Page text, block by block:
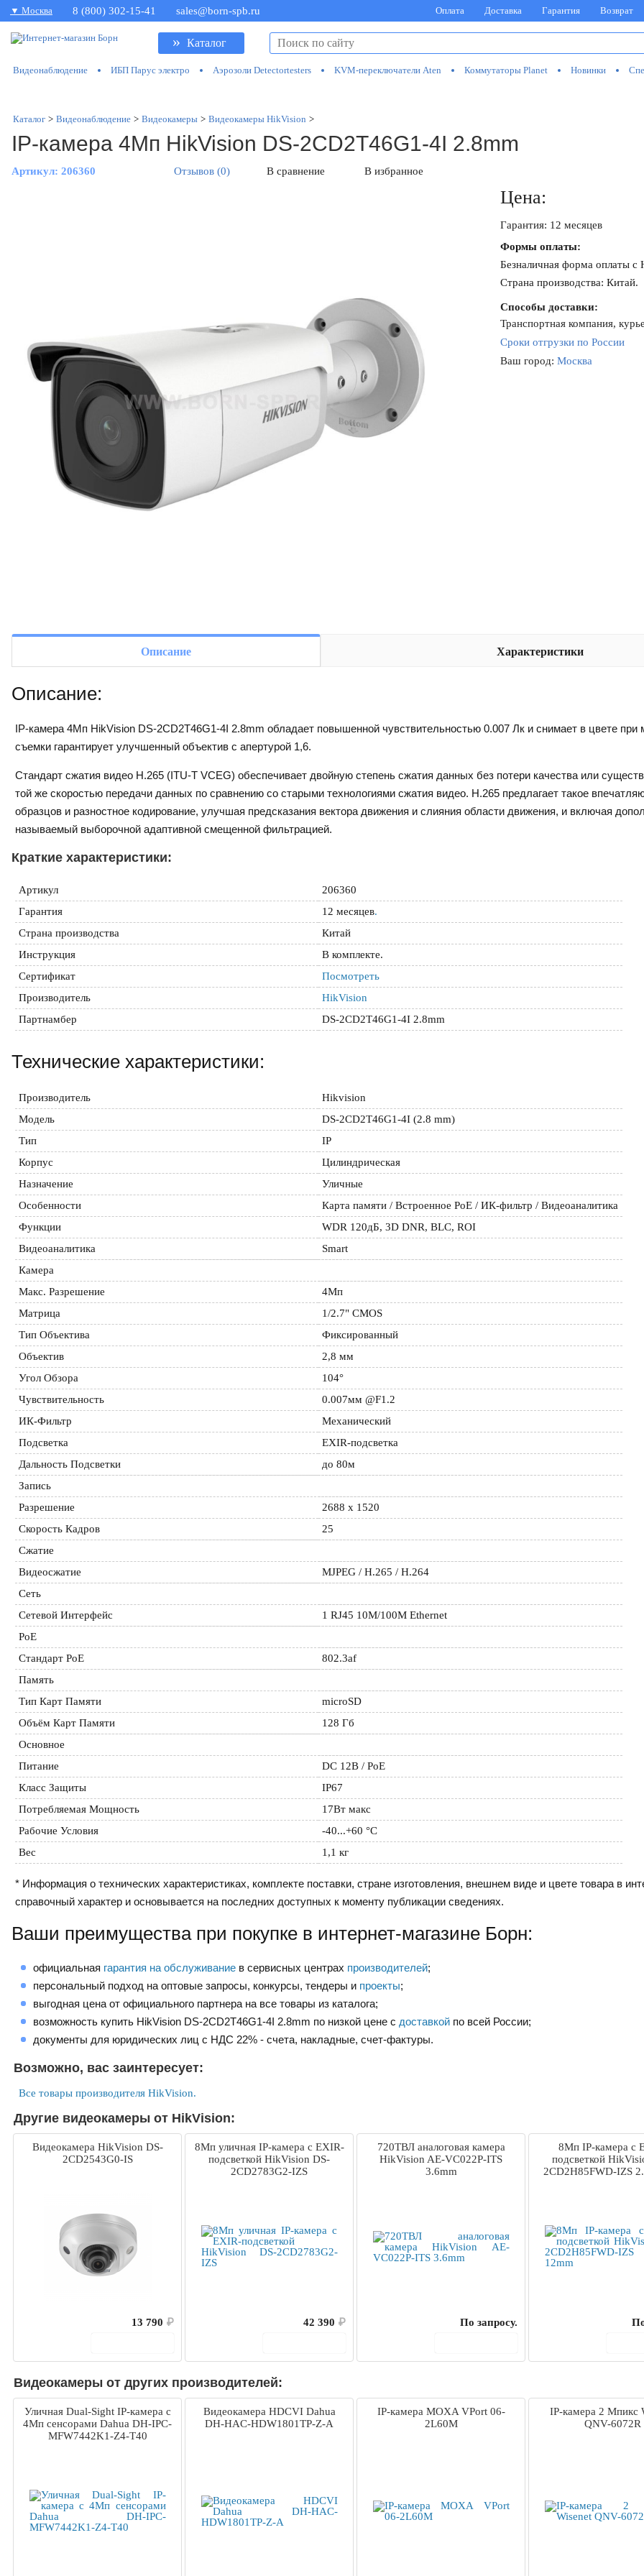
▼ Москва 8 (800) 302-15-41 sales@born-spb.ru Оплата Доставка Гарантия Возврат
» Каталог
Видеонаблюдение ИБП Парус электро Аэрозоли Detectortesters KVM-переключатели Aten Коммутаторы Planet Новинки
Каталог > Видеонаблюдение > Видеокамеры > Видеокамеры HikVision >
IP-камера 4Мп HikVision DS-2CD2T46G1-4I 2.8mm
Артикул: 206360 Отзывов (0) В сравнение В избранное
Цена:
Гарантия: 12 месяцев
Формы оплаты:
Безналичная форма оплаты
Страна производства: Китай.
Способы доставки:
Транспортная компания,
Сроки отгрузки по России
Ваш город: Москва
Описание Характеристики
Описание:
IP-камера 4Мп HikVision DS-2CD2T46G1-4I 2.8mm обладает повышенной чувствительностью 0.007 Лк и снимает в цвете
съемки гарантирует улучшенный объектив с апертурой 1,6.
Стандарт сжатия видео H.265 (ITU-T VCEG) обеспечивает двойную степень сжатия данных без потери качества или
той же скоростью передачи данных по сравнению со старыми технологиями сжатия видео. H.265 предлагает такое
образцов и разностное кодирование, улучшая предсказания вектора движения и слияния области движения, и включая
называемый выборочной адаптивной смещенной фильтрацией.
Краткие характеристики:
Артикул
206360
Гарантия
12 месяцев.
Страна производства
Китай
Инструкция
В комплекте.
Сертификат
Посмотреть
Производитель
HikVision
Партнамбер
DS-2CD2T46G1-4I 2.8mm
Технические характеристики:
Производитель
Hikvision
Модель
DS-2CD2T46G1-4I (2.8 mm)
Тип
IP
Корпус
Цилиндрическая
Назначение
Уличные
Особенности
Карта памяти / Встроенное РоЕ / ИК-фильтр / Видеоаналитика
Функции
WDR 120дБ, 3D DNR, BLC, ROI
Видеоаналитика
Smart
Камера
Макс. Разрешение
4Мп
Матрица
1/2.7" CMOS
Тип Объектива
Фиксированный
Объектив
2,8 мм
Угол Обзора
104°
Чувствительность
0.007мм @F1.2
ИК-Фильтр
Механический
Подсветка
EXIR-подсветка
Дальность Подсветки
до 80м
Запись
Разрешение
2688 х 1520
Скорость Кадров
25
Сжатие
Видеосжатие
MJPEG / H.265 / H.264
Сеть
Сетевой Интерфейс
1 RJ45 10M/100M Ethernet
PoE
Стандарт PoE
802.3af
Память
Тип Карт Памяти
microSD
Объём Карт Памяти
128 Гб
Основное
Питание
DC 12В / PoE
Класс Защиты
IP67
Потребляемая Мощность
17Вт макс
Рабочие Условия
-40...+60 °C
Вес
1,1 кг
* Информация о технических характеристиках, комплекте поставки, стране изготовления, внешнем виде и цвете товара в
справочный характер и основывается на последних доступных к моменту публикации сведениях.
Ваши преимущества при покупке в интернет-магазине Борн:
официальная гарантия на обслуживание в сервисных центрах производителей;
персональный подход на оптовые запросы, конкурсы, тендеры и проекты;
выгодная цена от официального партнера на все товары из каталога;
возможность купить HikVision DS-2CD2T46G1-4I 2.8mm по низкой цене с доставкой по всей России;
документы для юридических лиц с НДС 22% - счета, накладные, счет-фактуры.
Возможно, вас заинтересует:
Все товары производителя HikVision.
Другие видеокамеры от HikVision:
Видеокамера HikVision DS-
2CD2543G0-IS
13 790 ₽
8Мп уличная IP-камера с EXIR-
подсветкой HikVision DS-
2CD2783G2-IZS
42 390 ₽
720ТВЛ аналоговая камера
HikVision AE-VC022P-ITS
3.6mm
По запросу.
8Мп IP-камера с
подсветкой
2CD2H85FWD-IZS
Видеокамеры от других производителей:
Уличная Dual-Sight IP-камера с
4Мп сенсорами Dahua DH-IPC-
MFW7442K1-Z4-T40
Видеокамера HDCVI Dahua
DH-HAC-HDW1801TP-Z-A
IP-камера MOXA VPort 06-
2L60M
IP-камера 2 Мпикс
QNV-6072R